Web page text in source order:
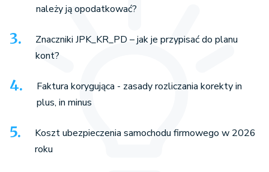
należy ją opodatkować?
Znaczniki JPK_KR_PD – jak je przypisać do planu
kont?
Faktura korygująca - zasady rozliczania korekty in
plus, in minus
Koszt ubezpieczenia samochodu firmowego w 2026
roku